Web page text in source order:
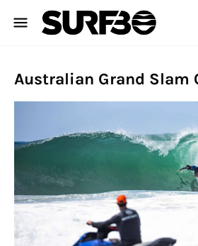
Australian Grand Slam